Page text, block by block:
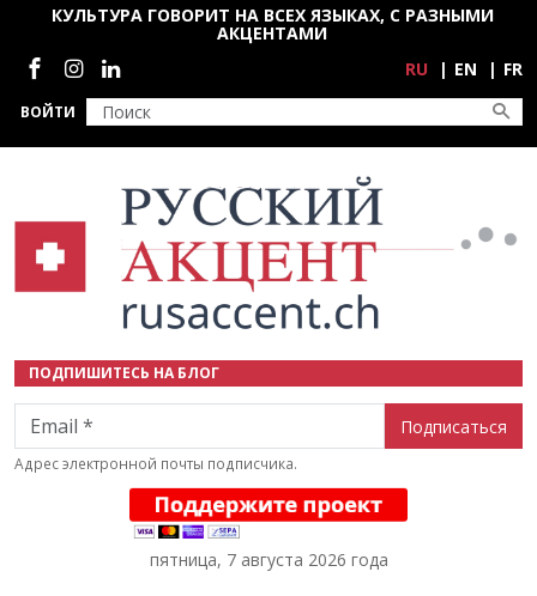
Перейти к основному содержанию
ВОЙТИ
КУЛЬТУРА ГОВОРИТ НА ВСЕХ ЯЗЫКАХ, С РАЗНЫМИ
АКЦЕНТАМИ
Социальные сети
RU EN FR
ПОДПИШИТЕСЬ НА БЛОГ
Email
Адрес электронной почты подписчика.
пятница, 7 августа 2026 года